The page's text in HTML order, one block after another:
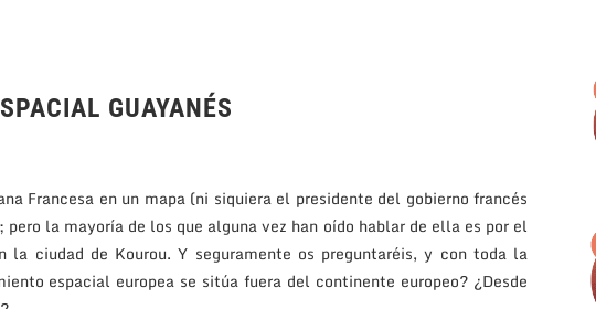
GUAYANÉS
Francesa en un mapa (ni siquiera el presidente del gobierno francés
la mayoría de los que alguna vez han oído hablar de ella es por el
la ciudad de Kourou. Y seguramente os preguntaréis, y con toda la
espacial europea se sitúa fuera del continente europeo? ¿Desde